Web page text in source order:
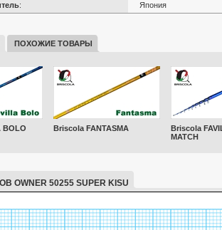
: Япония
ПОХОЖИЕ ТОВАРЫ
BOLO Briscola FANTASMA
Briscola
MATCH
OWNER 50255 SUPER KISU